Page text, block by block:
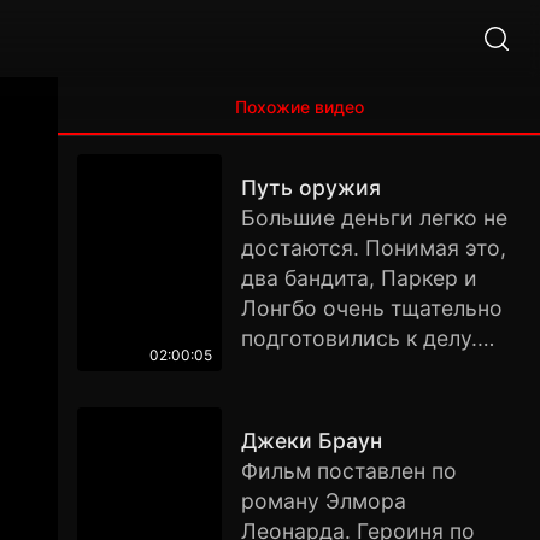
Похожие видео
02:00:05
Путь оружия
Большие деньги легко не
достаются. Понимая это,
два бандита, Паркер и
Лонгбо очень тщательно
подготовились к делу.
приступили к выполнению
своего дьявольского
операции — похищение
Джеки Браун
Фильм поставлен по
роману Элмора
Леонарда. Героиня по